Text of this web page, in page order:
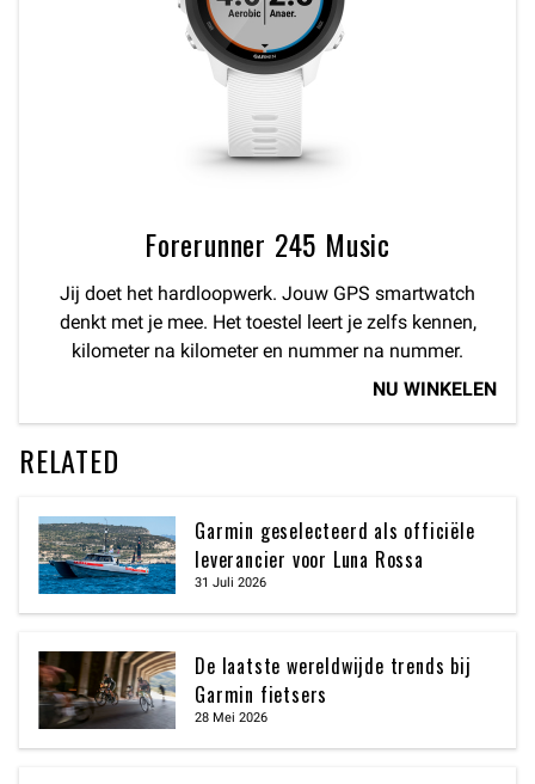
Forerunner 245 Music
Jij doet het hardloopwerk. Jouw GPS smartwatch
denkt met je mee. Het toestel leert je zelfs kennen,
kilometer na kilometer en nummer na nummer.
NU WINKELEN
RELATED
Garmin geselecteerd als officiële
leverancier voor Luna Rossa
31 Juli 2026
De laatste wereldwijde trends bij
Garmin fietsers
28 Mei 2026